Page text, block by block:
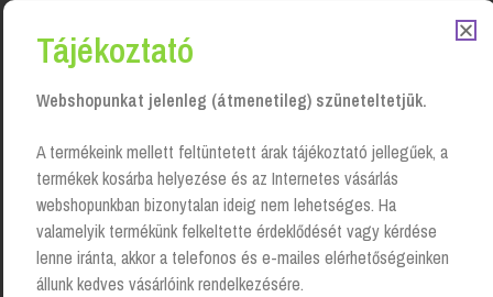
Tájékoztató
Webshopunkat jelenleg (átmenetileg) szüneteltetjük.
A termékeink mellett feltüntetett árak tájékoztató jellegűek, a
termékek kosárba helyezése és az Internetes vásárlás
webshopunkban bizonytalan ideig nem lehetséges. Ha
valamelyik termékünk felkeltette érdeklődését vagy kérdése
lenne iránta, akkor a telefonos és e-mailes elérhetőségeinken
állunk kedves vásárlóink rendelkezésére.